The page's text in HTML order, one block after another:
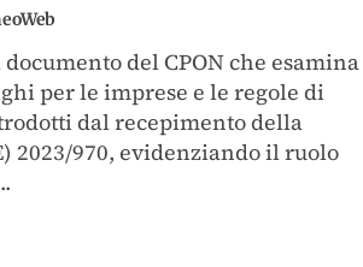
del CPON che esamina
per le imprese e le regole di
dal recepimento della
2023/970, evidenziando il ruolo